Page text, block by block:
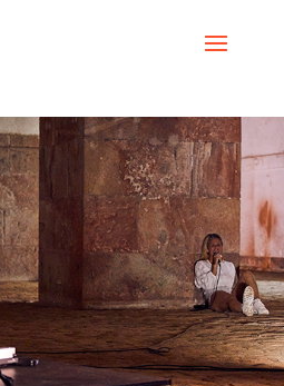
Dimecres de so i cos bRavA.